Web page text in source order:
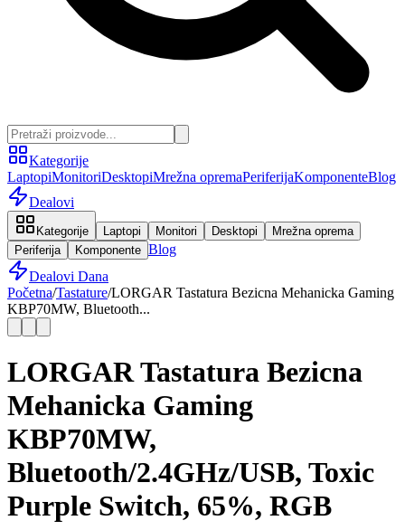
Kategorije
LaptopiMonitoriDesktopiMrežna opremaPeriferijaKomponenteBlog
Dealovi
Kategorije Laptopi Monitori Desktopi
Mrežna oprema
Periferija
Komponente Blog
Dealovi Dana
Početna/Tastature/LORGAR Tastatura Bezicna Mehanicka Gaming
KBP70MW, Bluetooth...
LORGAR Tastatura Bezicna
Mehanicka Gaming
KBP70MW,
Bluetooth/2.4GHz/USB, Toxic
Purple Switch, 65%, RGB